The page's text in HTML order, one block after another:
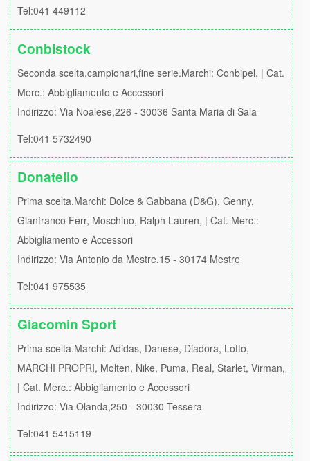
Tel:041 449112
Conbistock
Seconda scelta,campionari,fine serie.Marchi: Conbipel, | Cat.
Merc.: Abbigliamento e Accessori
Indirizzo: Via Noalese,226 - 30036 Santa Maria di Sala
Tel:041 5732490
Donatello
Prima scelta.Marchi: Dolce & Gabbana (D&G), Genny,
Gianfranco Ferr, Moschino, Ralph Lauren, | Cat. Merc.:
Abbigliamento e Accessori
Indirizzo: Via Antonio da Mestre,15 - 30174 Mestre
Tel:041 975535
Giacomin Sport
Prima scelta.Marchi: Adidas, Danese, Diadora, Lotto,
MARCHI PROPRI, Molten, Nike, Puma, Real, Starlet, Virman,
| Cat. Merc.: Abbigliamento e Accessori
Indirizzo: Via Olanda,250 - 30030 Tessera
Tel:041 5415119